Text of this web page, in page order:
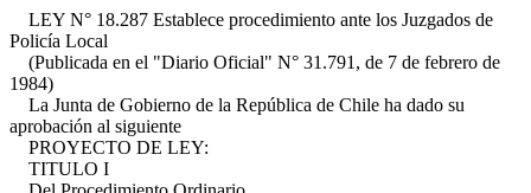
LEY N° 18.287 Establece procedimiento ante los Juzgados de
Policía Local
(Publicada en el "Diario Oficial" N° 31.791, de 7 de febrero de
1984)
La Junta de Gobierno de la República de Chile ha dado su
aprobación al siguiente
PROYECTO DE LEY:
TITULO I